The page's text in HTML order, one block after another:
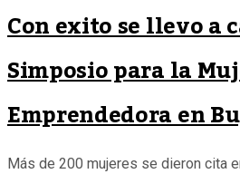
Con exito se llevo a
Simposio para la
Emprendedora en
Más de 200 mujeres se dieron cita